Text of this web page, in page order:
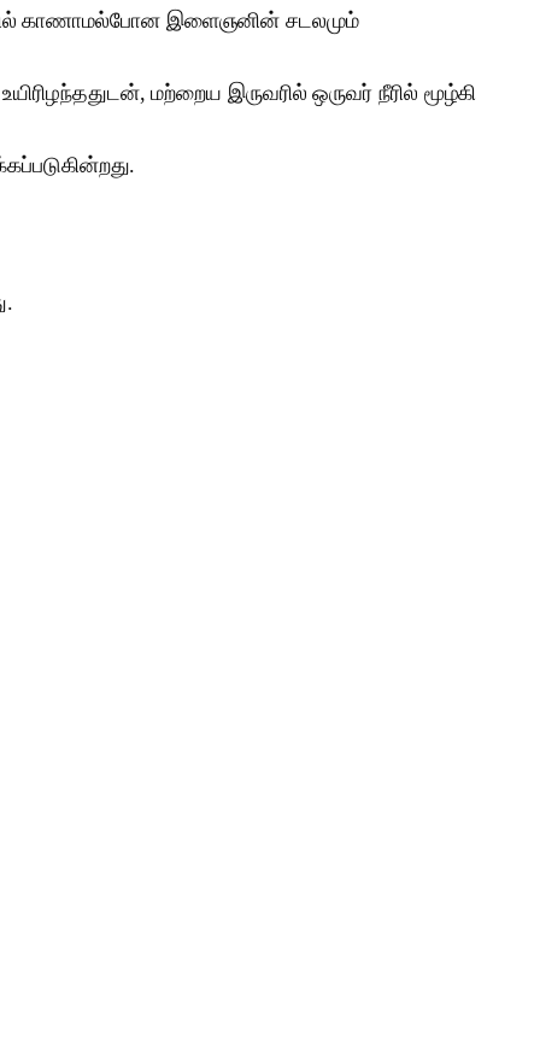
நீரில் காணாமல்போன இளைஞனின் சடலமும்
மற்றைய இருவரில் ஒருவர் நீரில் மூழ்கி